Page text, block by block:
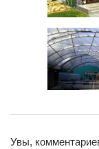
Увы,